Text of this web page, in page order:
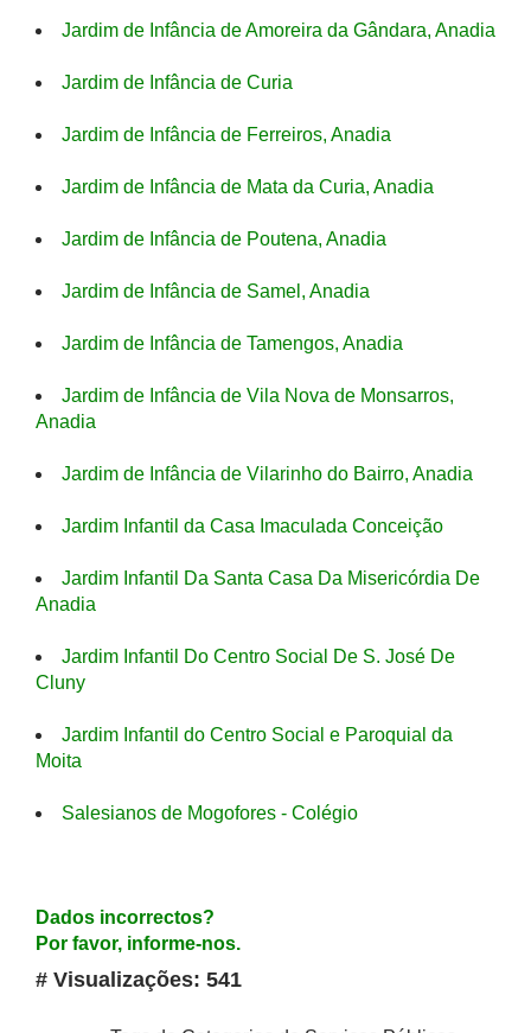
Jardim de Infância de Amoreira da Gândara, Anadia
Jardim de Infância de Curia
Jardim de Infância de Ferreiros, Anadia
Jardim de Infância de Mata da Curia, Anadia
Jardim de Infância de Poutena, Anadia
Jardim de Infância de Samel, Anadia
Jardim de Infância de Tamengos, Anadia
Jardim de Infância de Vila Nova de Monsarros,
Anadia
Jardim de Infância de Vilarinho do Bairro, Anadia
Jardim Infantil da Casa Imaculada Conceição
Jardim Infantil Da Santa Casa Da Misericórdia De
Anadia
Jardim Infantil Do Centro Social De S. José De
Cluny
Jardim Infantil do Centro Social e Paroquial da
Moita
Salesianos de Mogofores - Colégio
Dados incorrectos?
Por favor, informe-nos.
# Visualizações: 541